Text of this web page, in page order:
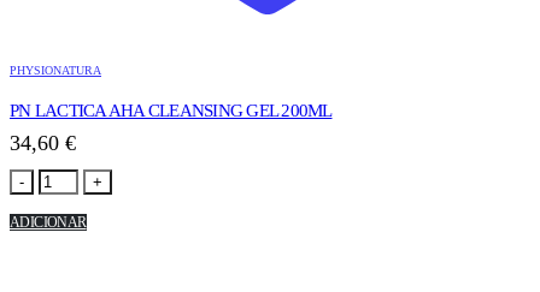
PHYSIONATURA
PN LACTICA AHA CLEANSING GEL 200ML
34,60 €
- +
ADICIONAR